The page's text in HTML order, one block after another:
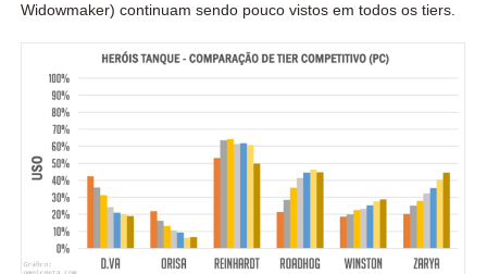
Widowmaker) continuam sendo pouco vistos em todos os tiers.